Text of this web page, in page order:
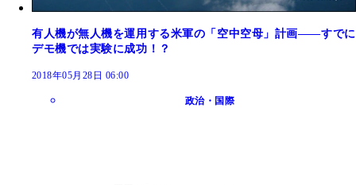
有人機が無人機を運用する米軍の「空中空母」計画――すでに
デモ機では実験に成功！？
2018年05月28日 06:00
政治・国際